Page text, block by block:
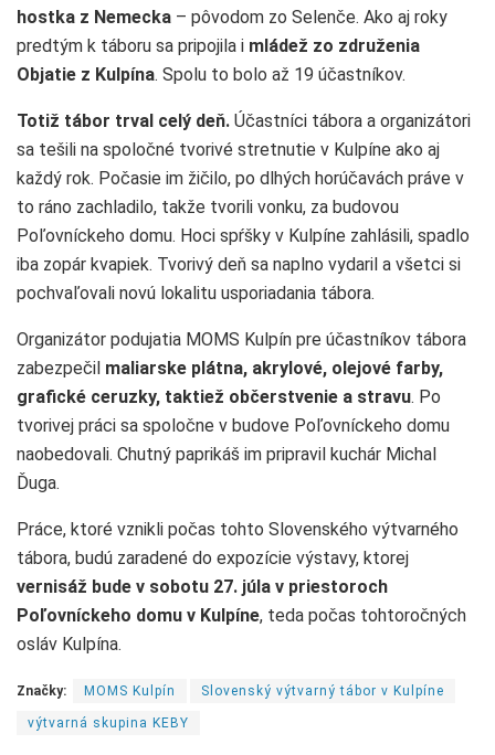
hostka z Nemecka – pôvodom zo Selenče. Ako aj roky
predtým k táboru sa pripojila i mládež zo združenia
Objatie z Kulpína. Spolu to bolo až 19 účastníkov.
Totiž tábor trval celý deň. Účastníci tábora a organizátori
sa tešili na spoločné tvorivé stretnutie v Kulpíne ako aj
každý rok. Počasie im žičilo, po dlhých horúčavách práve v
to ráno zachladilo, takže tvorili vonku, za budovou
Poľovníckeho domu. Hoci spŕšky v Kulpíne zahlásili, spadlo
iba zopár kvapiek. Tvorivý deň sa naplno vydaril a všetci si
pochvaľovali novú lokalitu usporiadania tábora.
Organizátor podujatia MOMS Kulpín pre účastníkov tábora
zabezpečil maliarske plátna, akrylové, olejové farby,
grafické ceruzky, taktiež občerstvenie a stravu. Po
tvorivej práci sa spoločne v budove Poľovníckeho domu
naobedovali. Chutný paprikáš im pripravil kuchár Michal
Ďuga.
Práce, ktoré vznikli počas tohto Slovenského výtvarného
tábora, budú zaradené do expozície výstavy, ktorej
vernisáž bude v sobotu 27. júla v priestoroch
Poľovníckeho domu v Kulpíne, teda počas tohtoročných
osláv Kulpína.
Značky: MOMS Kulpín Slovenský výtvarný tábor v Kulpíne
výtvarná skupina KEBY